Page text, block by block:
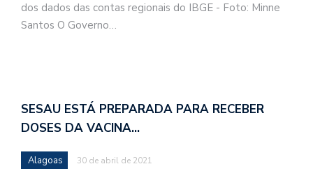
dos dados das contas regionais do IBGE - Foto: Minne
Santos O Governo…
SESAU ESTÁ PREPARADA PARA RECEBER
DOSES DA VACINA…
Alagoas 30 de abril de 2021